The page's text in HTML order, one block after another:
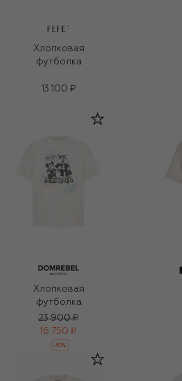
FEFE`
Хлопковая
футболка
13 100 ₽
Хлопковая
футболка
23 900 ₽
16 750 ₽
-30%